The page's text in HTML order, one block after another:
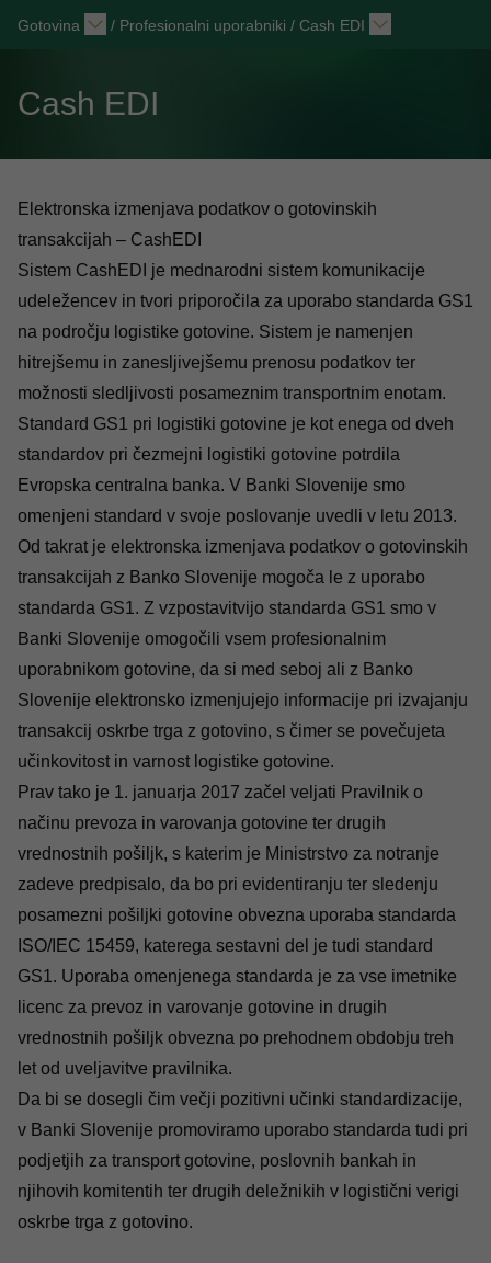
Gotovina / Profesionalni uporabniki / Cash EDI
Cash EDI
Elektronska izmenjava podatkov o gotovinskih
transakcijah – CashEDI
Sistem CashEDI je mednarodni sistem komunikacije
udeležencev in tvori priporočila za uporabo standarda GS1
na področju logistike gotovine. Sistem je namenjen
hitrejšemu in zanesljivejšemu prenosu podatkov ter
možnosti sledljivosti posameznim transportnim enotam.
Standard GS1 pri logistiki gotovine je kot enega od dveh
standardov pri čezmejni logistiki gotovine potrdila
Evropska centralna banka. V Banki Slovenije smo
omenjeni standard v svoje poslovanje uvedli v letu 2013.
Od takrat je elektronska izmenjava podatkov o gotovinskih
transakcijah z Banko Slovenije mogoča le z uporabo
standarda GS1. Z vzpostavitvijo standarda GS1 smo v
Banki Slovenije omogočili vsem profesionalnim
uporabnikom gotovine, da si med seboj ali z Banko
Slovenije elektronsko izmenjujejo informacije pri izvajanju
transakcij oskrbe trga z gotovino, s čimer se povečujeta
učinkovitost in varnost logistike gotovine.
Prav tako je 1. januarja 2017 začel veljati Pravilnik o
načinu prevoza in varovanja gotovine ter drugih
vrednostnih pošiljk, s katerim je Ministrstvo za notranje
zadeve predpisalo, da bo pri evidentiranju ter sledenju
posamezni pošiljki gotovine obvezna uporaba standarda
ISO/IEC 15459, katerega sestavni del je tudi standard
GS1. Uporaba omenjenega standarda je za vse imetnike
licenc za prevoz in varovanje gotovine in drugih
vrednostnih pošiljk obvezna po prehodnem obdobju treh
let od uveljavitve pravilnika.
Da bi se dosegli čim večji pozitivni učinki standardizacije,
v Banki Slovenije promoviramo uporabo standarda tudi pri
podjetjih za transport gotovine, poslovnih bankah in
njihovih komitentih ter drugih deležnikih v logistični verigi
oskrbe trga z gotovino.